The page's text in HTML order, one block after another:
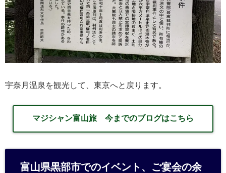
宇奈月温泉を観光して、東京へと戻ります。
マジシャン富山旅 今までのブログはこちら
富山県黒部市でのイベント、ご宴会の余